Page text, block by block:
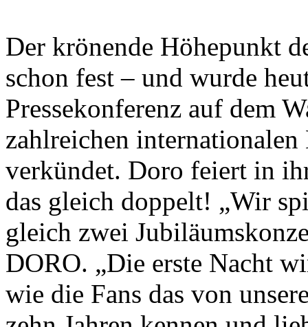
Der krönende Höhepunkt
schon fest – und wurde
Pressekonferenz auf dem
zahlreichen
verkündet. Doro feiert in
das gleich doppelt! „Wir
gleich zwei
DORO. „Die erste Nacht
wie die Fans das von